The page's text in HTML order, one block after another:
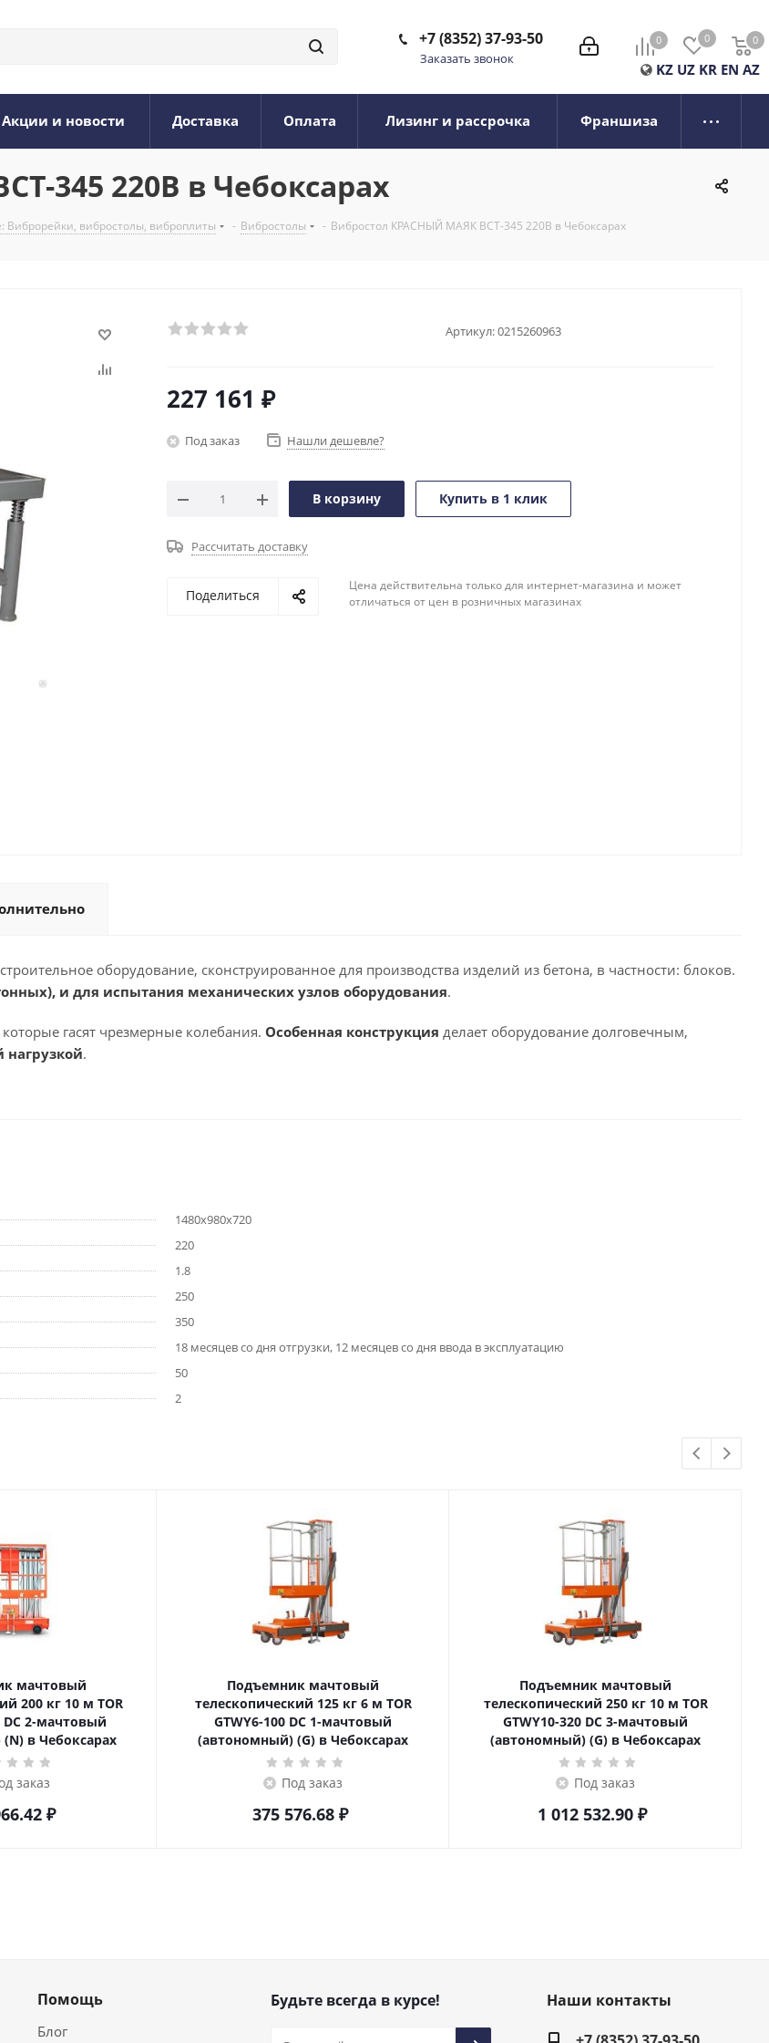
0 0 0
0
KZ UZ KR EN AZ
+7 (8352) 37-93-50
Заказать звонок
Акции и новости Доставка Оплата Лизинг и рассрочка Франшиза
345 220В в Чебоксарах
Виброрейки, вибростолы, виброплиты - Вибростолы - Вибростол КРАСНЫЙ МАЯК ВСТ-345 220В в Чебоксарах
Артикул:0215260963
227 161 ₽
Под заказ Нашли дешевле?
В корзину Купить в 1 клик
Рассчитать доставку
Поделиться
Цена действительна только для интернет-магазина и может
отличаться от цен в розничных магазинах
оборудование, сконструированное для производства изделий из бетона, в частности: блоков.
и для испытания механических узлов оборудования.
гасят чрезмерные колебания. Особенная конструкция делает оборудование долговечным,
.
1480х980х720
220
1.8
250
350
18 месяцев со дня отгрузки, 12 месяцев со дня ввода в эксплуатацию
50
2
мачтовый
10 м TOR
DC 2-мачтовый
в Чебоксарах
заказ
₽
Подъемник мачтовый
телескопический 125 кг 6 м TOR
GTWY6-100 DC 1-мачтовый
(автономный) (G) в Чебоксарах
Под заказ
375 576.68₽
Подъемник мачтовый
телескопический 250 кг 10 м TOR
GTWY10-320 DC 3-мачтовый
(автономный) (G) в Чебоксарах
Под заказ
1 012 532.90 ₽
Помощь
Блог
Будьте всегда в курсе!
Наши контакты